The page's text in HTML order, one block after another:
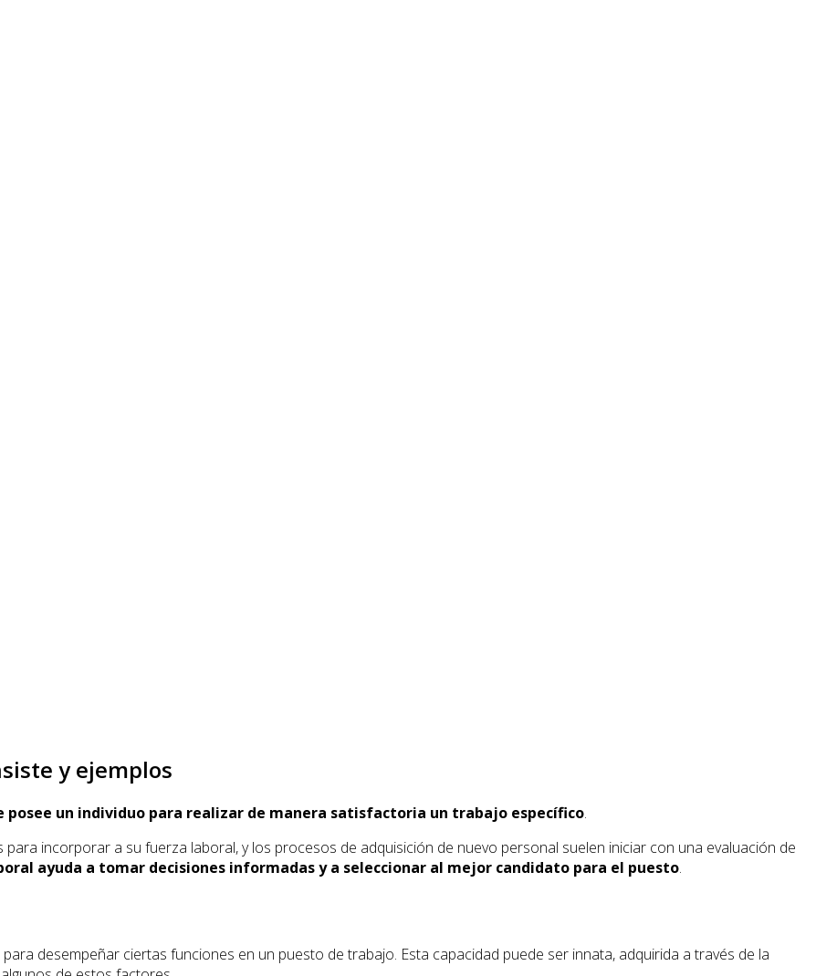
y ejemplos
posee un individuo para realizar de manera satisfactoria un trabajo específico.
incorporar a su fuerza laboral, y los procesos de adquisición de nuevo personal suelen iniciar con una evaluación de
ayuda a tomar decisiones informadas y a seleccionar al mejor candidato para el puesto.
desempeñar ciertas funciones en un puesto de trabajo. Esta capacidad puede ser innata, adquirida a través de la